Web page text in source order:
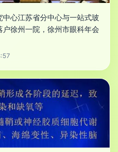
心江苏省分中心与一站式玻
徐州一院，徐州市眼科年会